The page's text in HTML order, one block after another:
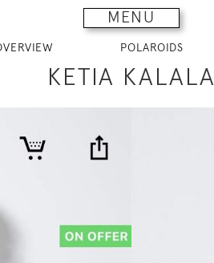
MENU
POLAROIDS
KETIA KALALA